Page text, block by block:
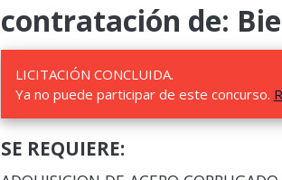
contratación de:
LICITACIÓN CONCLUIDA.
Ya no puede participar de este concurso.
SE REQUIERE: